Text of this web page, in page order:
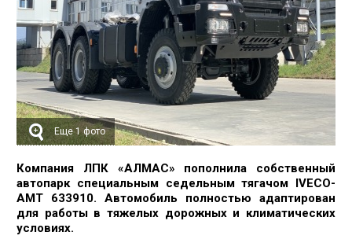
Еще 1 фото
Компания ЛПК «АЛМАС» пополнила собственный
автопарк специальным седельным тягачом IVECO-
AMT 633910. Автомобиль полностью адаптирован
для работы в тяжелых дорожных и климатических
условиях.